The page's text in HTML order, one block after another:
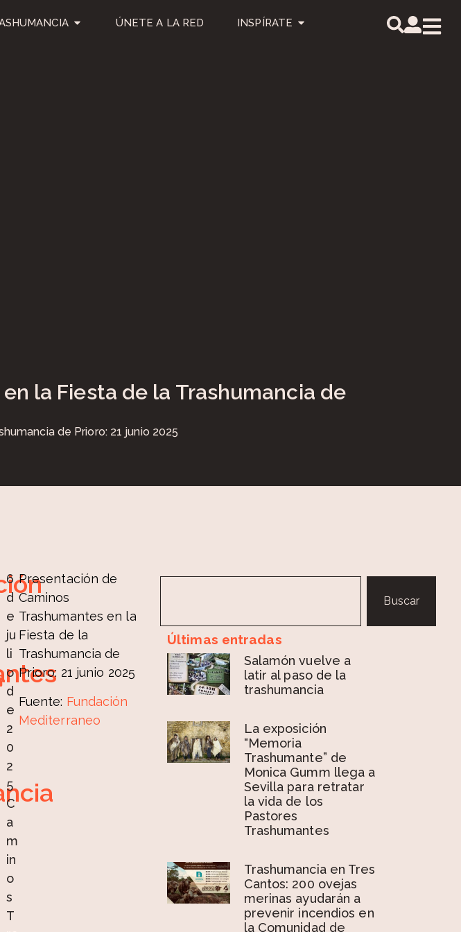
ÚNETE A LA RED INSPÍRATE
la Fiesta de la Trashumancia de
de Prioro: 21 junio 2025
6
d
e
ju
li
o
d
e
2
0
2
5
C
a
m
in
o
s
T
Presentación de
Caminos
Trashumantes en la
Fiesta de la
Trashumancia de
Prioro: 21 junio 2025
Fuente: Fundación
Mediterraneo
Buscar
Últimas entradas
Salamón vuelve a
latir al paso de la
trashumancia
La exposición
“Memoria
Trashumante” de
Monica Gumm llega a
Sevilla para retratar
la vida de los
Pastores
Trashumantes
Trashumancia en Tres
Cantos: 200 ovejas
merinas ayudarán a
prevenir incendios en
la Comunidad de